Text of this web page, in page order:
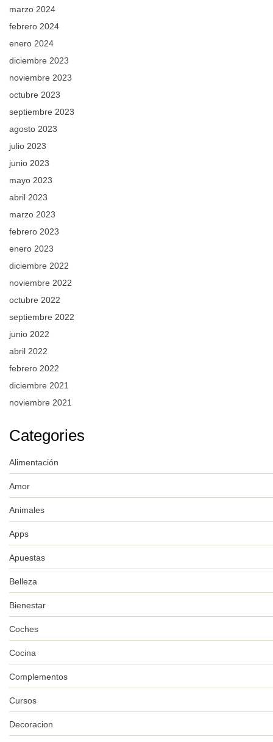
marzo 2024
febrero 2024
enero 2024
diciembre 2023
noviembre 2023
octubre 2023
septiembre 2023
agosto 2023
julio 2023
junio 2023
mayo 2023
abril 2023
marzo 2023
febrero 2023
enero 2023
diciembre 2022
noviembre 2022
octubre 2022
septiembre 2022
junio 2022
abril 2022
febrero 2022
diciembre 2021
noviembre 2021
Categories
Alimentación
Amor
Animales
Apps
Apuestas
Belleza
Bienestar
Coches
Cocina
Complementos
Cursos
Decoracion